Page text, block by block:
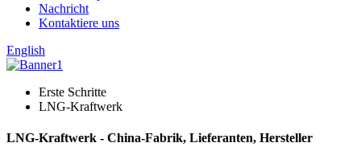
Nachricht
Kontaktiere uns
English
Erste Schritte
LNG-Kraftwerk
LNG-Kraftwerk - China-Fabrik, Lieferanten, Hersteller